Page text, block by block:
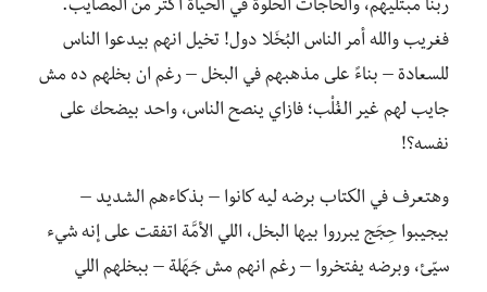
ربنا مبتليهم، والحاجات الحلوة في الحياة أكتر من المصايب.
فغريب والله أمر الناس البُخَلا دول! تخيل انهم بيدعوا الناس
للسعادة – بناءً على مذهبهم في البخل – رغم ان بخلهم ده مش
جايب لهم غير الغُلْب؛ فازاي ينصح الناس، واحد بيضحك على
نفسه؟!
وهتعرف في الكتاب برضه ليه كانوا – بذكاءهم الشديد –
بيجيبوا حِجَج يبرروا بيها البخل، اللي الأمَّة اتفقت على إنه شيء
سيّئ، وبرضه يفتخروا – رغم انهم مش جَهَلة – ببخلهم اللي